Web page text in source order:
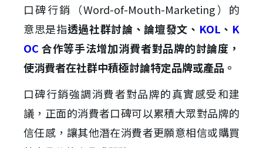
口碑行銷（Word-of-Mouth-Marketing）的
意思是指透過社群討論、論壇發文、 KOL 、 K
OC合作等手法增加消費者對品牌的討論度，
使消費者在社群中積極討論特定品牌或產品。
口碑行銷強調消費者對品牌的真實感受和建
議，正面的消費者口碑可以累積大眾對品牌的
信任感，讓其他潛在消費者更願意相信或購買